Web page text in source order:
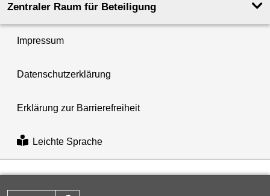
Zentraler Raum für Beteiligung
Impressum
Datenschutzerklärung
Erklärung zur Barrierefreiheit
Leichte Sprache